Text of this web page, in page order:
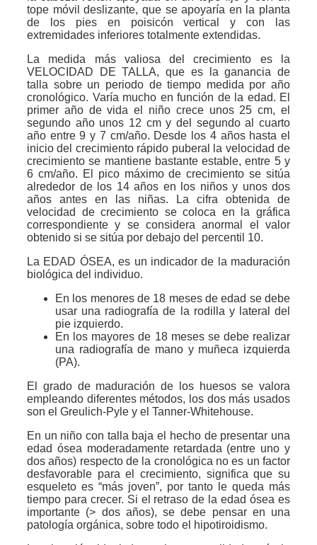
tope móvil deslizante, que se apoyaría en la planta
de los pies en poisicón vertical y con las
extremidades inferiores totalmente extendidas.
La medida más valiosa del crecimiento es la
VELOCIDAD DE TALLA, que es la ganancia de
talla sobre un periodo de tiempo medida por año
cronológico. Varía mucho en función de la edad. El
primer año de vida el niño crece unos 25 cm, el
segundo año unos 12 cm y del segundo al cuarto
año entre 9 y 7 cm/año. Desde los 4 años hasta el
inicio del crecimiento rápido puberal la velocidad de
crecimiento se mantiene bastante estable, entre 5 y
6 cm/año. El pico máximo de crecimiento se sitúa
alrededor de los 14 años en los niños y unos dos
años antes en las niñas. La cifra obtenida de
velocidad de crecimiento se coloca en la gráfica
correspondiente y se considera anormal el valor
obtenido si se sitúa por debajo del percentil 10.
La EDAD ÓSEA, es un indicador de la maduración
biológica del individuo.
En los menores de 18 meses de edad se debe
usar una radiografía de la rodilla y lateral del
pie izquierdo.
En los mayores de 18 meses se debe realizar
una radiografía de mano y muñeca izquierda
(PA).
El grado de maduración de los huesos se valora
empleando diferentes métodos, los dos más usados
son el Greulich-Pyle y el Tanner-Whitehouse.
En un niño con talla baja el hecho de presentar una
edad ósea moderadamente retardada (entre uno y
dos años) respecto de la cronológica no es un factor
desfavorable para el crecimiento, significa que su
esqueleto es “más joven”, por tanto le queda más
tiempo para crecer. Si el retraso de la edad ósea es
importante (> dos años), se debe pensar en una
patología orgánica, sobre todo el hipotiroidismo.